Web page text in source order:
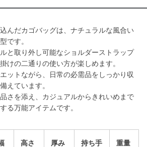
んだカゴバッグは、ナチュラルな風合い
です。
と取り外し可能なショルダーストラップ
けの二通りの使い方が楽しめます。
ットながら、日常の必需品をしっかり収
えています。
さを添え、カジュアルからきれいめまで
る万能アイテムです。
高さ
厚み
持ち手
重量